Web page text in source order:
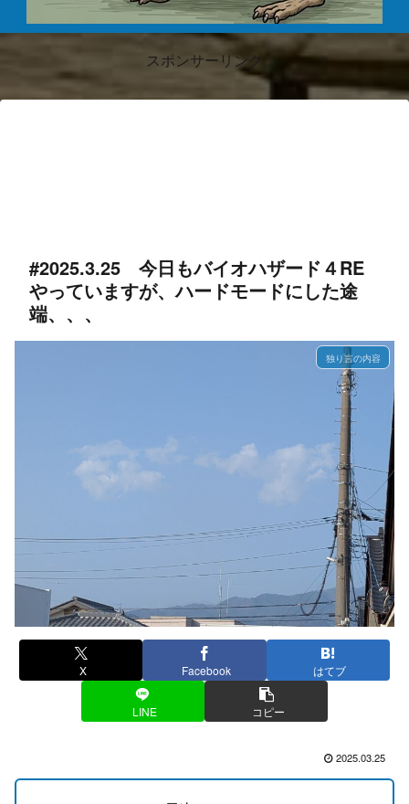
スポンサーリンク
#2025.3.25 今日もバイオハザード４RE
やっていますが、ハードモードにした途
端、、、
独り言の内容
X Facebook はてブ
LINE コピー
2025.03.25